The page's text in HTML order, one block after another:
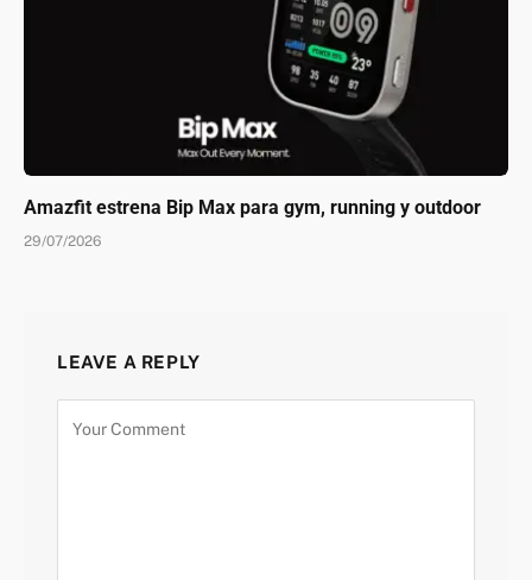
Amazfit estrena Bip Max para gym, running y outdoor
29/07/2026
LEAVE A REPLY